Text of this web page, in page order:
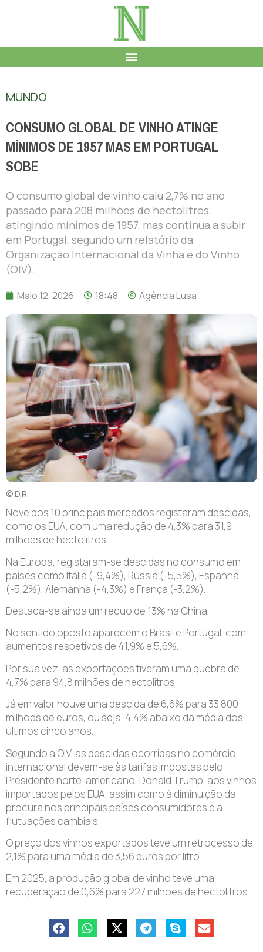
MUNDO
CONSUMO GLOBAL DE VINHO ATINGE
MÍNIMOS DE 1957 MAS EM PORTUGAL
SOBE
O consumo global de vinho caiu 2,7% no ano
passado para 208 milhões de hectolitros,
atingindo mínimos de 1957, mas continua a subir
em Portugal, segundo um relatório da
Organização Internacional da Vinha e do Vinho
(OIV).
Maio 12, 2026 18:48 Agência Lusa
© D.R.
Nove dos 10 principais mercados registaram descidas,
como os EUA, com uma redução de 4,3% para 31,9
milhões de hectolitros.
Na Europa, registaram-se descidas no consumo em
países como Itália (-9,4%), Rússia (-5,5%), Espanha
(-5,2%), Alemanha (-4,3%) e França (-3,2%).
Destaca-se ainda um recuo de 13% na China.
No sentido oposto aparecem o Brasil e Portugal, com
aumentos respetivos de 41,9% e 5,6%.
Por sua vez, as exportações tiveram uma quebra de
4,7% para 94,8 milhões de hectolitros.
Já em valor houve uma descida de 6,6% para 33.800
milhões de euros, ou seja, 4,4% abaixo da média dos
últimos cinco anos.
Segundo a OIV, as descidas ocorridas no comércio
internacional devem-se às tarifas impostas pelo
Presidente norte-americano, Donald Trump, aos vinhos
importados pelos EUA, assim como à diminuição da
procura nos principais países consumidores e a
flutuações cambiais.
O preço dos vinhos exportados teve um retrocesso de
2,1% para uma média de 3,56 euros por litro.
Em 2025, a produção global de vinho teve uma
recuperação de 0,6% para 227 milhões de hectolitros.